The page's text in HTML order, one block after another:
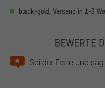
black-gold, Versand in 1-3
BEWERTE
Sei der Erste und